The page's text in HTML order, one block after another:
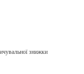
знижки